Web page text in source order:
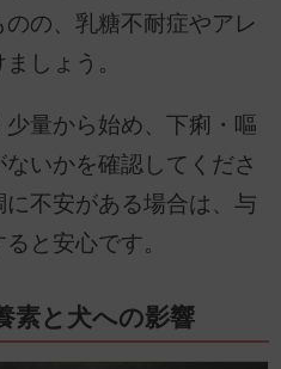
の、乳糖不耐症やアレ
しょう。
量から始め、下痢・嘔
いかを確認してくださ
不安がある場合は、与
と安心です。
素と犬への影響